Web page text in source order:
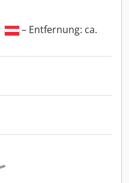
– Entfernung: ca.